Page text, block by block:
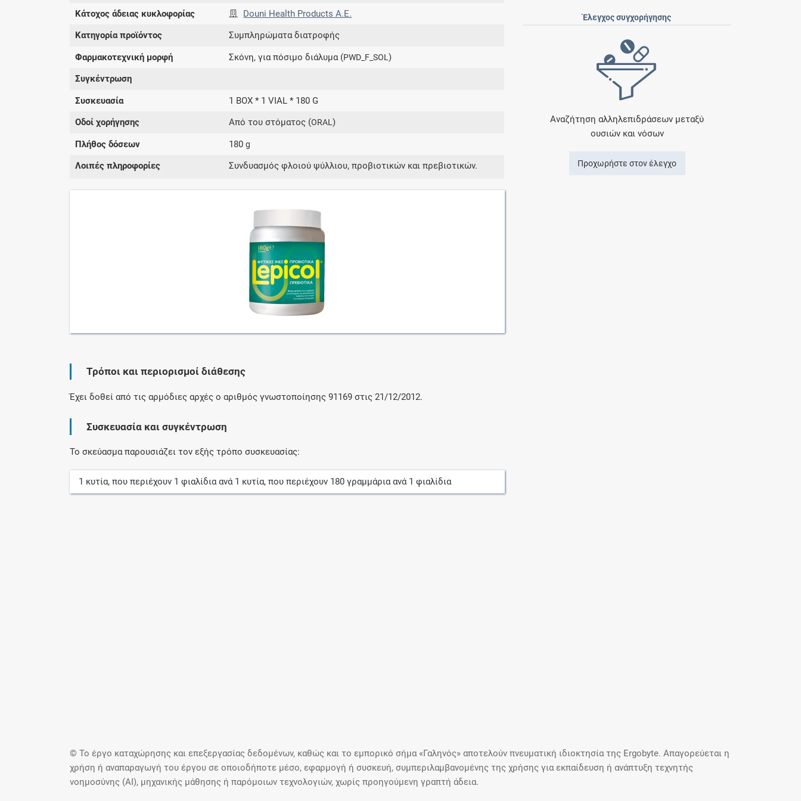
Μάθετε περισσότερα για τα οφέλη και τις
νόσους, συμπτώματα και ιατρικές πράξεις
Μοιραζόμαστε μαζί σας γεγονότα της
πορείας του Galinos.gr από το 2011 μέχρι
Κάτοχος άδειας κυκλοφορίας Douni Health Products A.E.
Κατηγορία προϊόντος Συμπληρώματα διατροφής
Φαρμακοτεχνική μορφή Σκόνη, για πόσιμο διάλυμα (PWD_F_SOL)
Συγκέντρωση
Συσκευασία 1 BOX * 1 VIAL * 180 G
Οδοί χορήγησης Από του στόματος (ORAL)
Πλήθος δόσεων 180g
Λοιπές πληροφορίες Συνδυασμός φλοιού ψύλλιου, προβιοτικών και πρεβιοτικών.
Έλεγχος συγχορήγησης
Αναζήτηση αλληλεπιδράσεων μεταξύ
ουσιών και νόσων
Προχωρήστε στον έλεγχο
Τρόποι και περιορισμοί διάθεσης
Έχει δοθεί από τις αρμόδιες αρχές ο αριθμός γνωστοποίησης 91169 στις 21/12/2012.
Συσκευασία και συγκέντρωση
Το σκεύασμα παρουσιάζει τον εξής τρόπο συσκευασίας:
1 κυτία, που περιέχουν 1 φιαλίδιαανά 1 κυτία, που περιέχουν 180 γραμμάριαανά 1 φιαλίδια
© Το έργο καταχώρησης και επεξεργασίας δεδομένων, καθώς και το εμπορικό σήμα «Γαληνός» αποτελούν πνευματική ιδιοκτησία της Ergobyte. Απαγορεύεται η
χρήση ή αναπαραγωγή του έργου σε οποιοδήποτε μέσο, εφαρμογή ή συσκευή, συμπεριλαμβανομένης της χρήσης για εκπαίδευση ή ανάπτυξη τεχνητής
νοημοσύνης (AI), μηχανικής μάθησης ή παρόμοιων τεχνολογιών, χωρίς προηγούμενη γραπτή άδεια.